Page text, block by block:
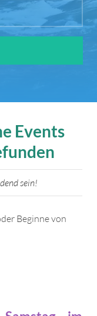
Events
sein!
Beginne von